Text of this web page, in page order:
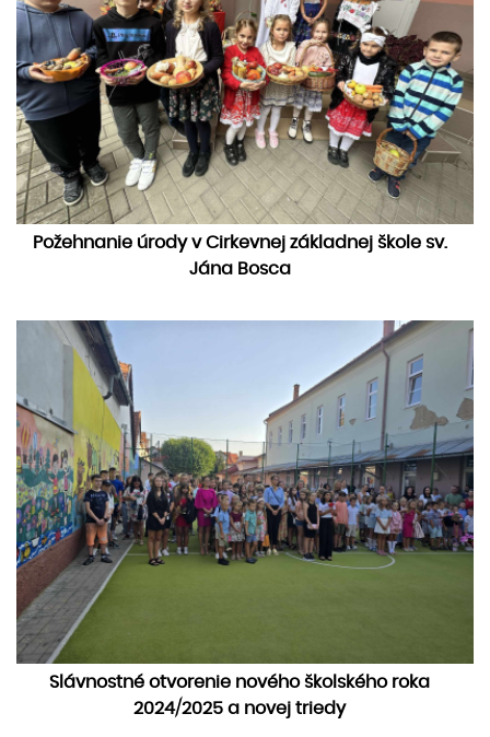
Požehnanie úrody v Cirkevnej základnej škole sv.
Jána Bosca
Slávnostné otvorenie nového školského roka
2024/2025 a novej triedy